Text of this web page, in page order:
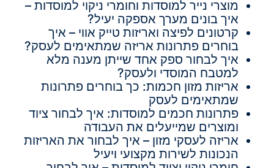
מוצרי נייר למוסדות וחומרי ניקוי למוסדות –
איך בונים מערך אספקה יעיל?
קרטונים לפיצה ואריזות טייק אווי – איך
בוחרים פתרונות אריזה שמתאימים לעסק?
איך לבחור ספק אחד שייתן מענה מלא
למטבח המוסדי ולעסק?
אריזות מזון חכמות: כך בוחרים פתרונות
שמתאימים לעסק
פתרונות חכמים למוסדות: איך לבחור ציוד
ומוצרים שמייעלים את העבודה
אריזה לעסקי מזון – איך לבחור את האריזות
הנכונות לשירות מקצועי ויעיל